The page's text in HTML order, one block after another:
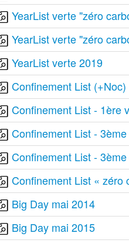
YearList verte "zéro
YearList verte "zéro
YearList verte 2019
Confinement List
Confinement List - 1ère
Confinement List -
Confinement List -
Confinement List « zéro
Big Day mai 2014
Big Day mai 2015